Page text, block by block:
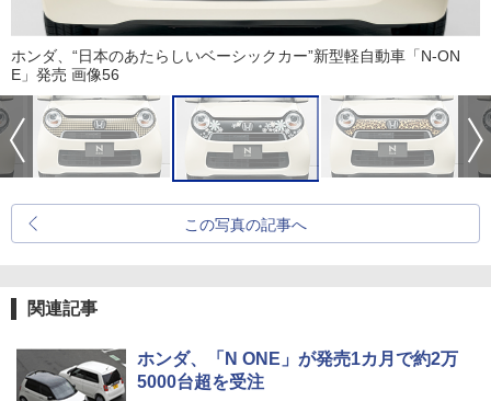
ホンダ、“日本のあたらしいベーシックカー”新型軽自動車「N-ON
E」発売 画像56
この写真の記事へ
関連記事
ホンダ、「N ONE」が発売1カ月で約2万
5000台超を受注